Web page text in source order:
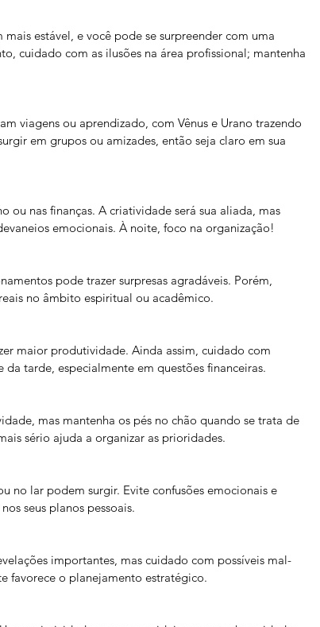
estável, e você pode se surpreender com uma
cuidado com as ilusões na área profissional; mantenha
viagens ou aprendizado, com Vênus e Urano trazendo
em grupos ou amizades, então seja claro em sua
ou nas finanças. A criatividade será sua aliada, mas
emocionais. À noite, foco na organização!
pode trazer surpresas agradáveis. Porém,
no âmbito espiritual ou acadêmico.
maior produtividade. Ainda assim, cuidado com
tarde, especialmente em questões financeiras.
mas mantenha os pés no chão quando se trata de
sério ajuda a organizar as prioridades.
no lar podem surgir. Evite confusões emocionais e
seus planos pessoais.
importantes, mas cuidado com possíveis mal-
favorece o planejamento estratégico.